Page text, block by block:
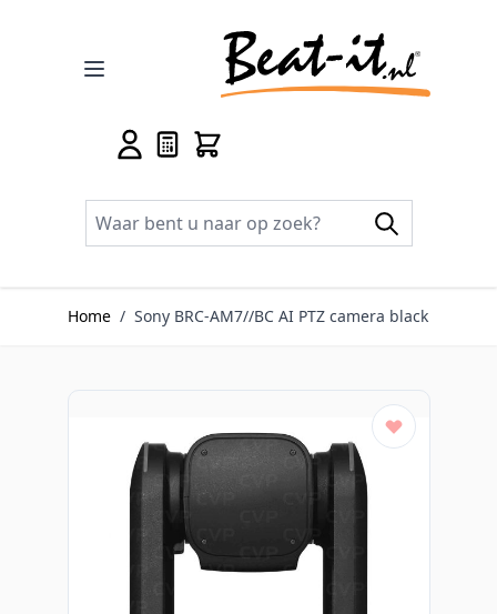
Home / Sony BRC-AM7//BC AI PTZ camera black